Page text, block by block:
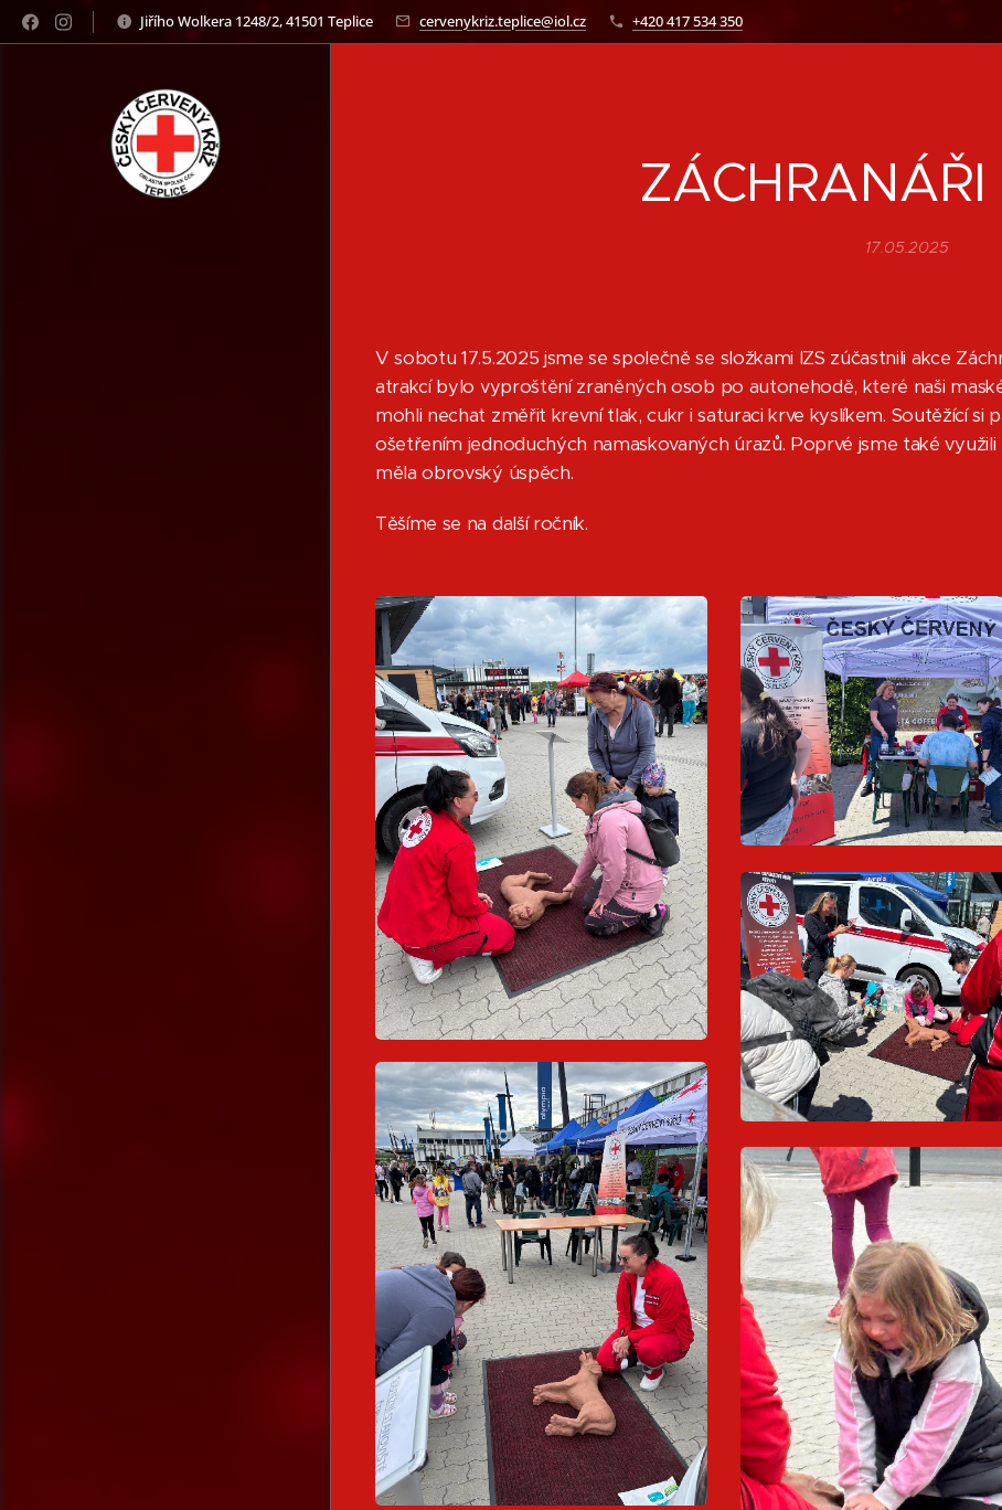
Jiřího Wolkera 1248/2, 41501 Teplice cervenykriz.teplice@iol.cz +420 417 534 350
ZÁCHRANÁŘI
17.05.2025
V sobotu 17.5.2025 jsme se společně se složkami IZS zúčastnili akce
atrakcí bylo vyproštění zraněných osob po autonehodě, které naši
mohli nechat změřit krevní tlak, cukr i saturaci krve kyslíkem. Soutěžící
ošetřením jednoduchých namaskovaných úrazů. Poprvé jsme také
měla obrovský úspěch.
Těšíme se na další ročník.